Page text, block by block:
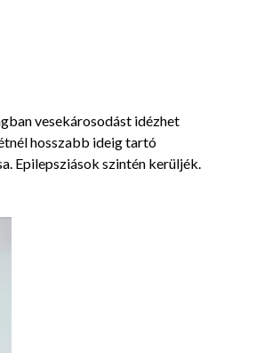
vesekárosodást idézhet
hosszabb ideig tartó
Epilepsziások szintén kerüljék.